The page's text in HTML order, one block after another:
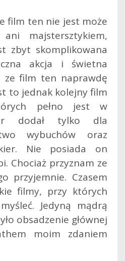
film ten nie jest może
majstersztykiem,
zbyt skomplikowana
akcja i świetna
ze film ten naprawdę
to jednak kolejny film
pełno jest w
dodał tylko dla
wybuchów oraz
Nie posiada on
Chociaż przyznam ze
przyjemnie. Czasem
filmy, przy których
Jedyną mądrą
obsadzenie głównej
moim zdaniem